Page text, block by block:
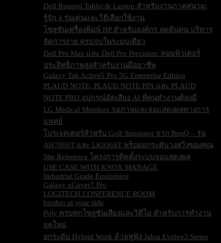
Dell Rugged Tablet & Laptop สำหรับงานภาคสนาม:
รู้จัก 4 รุ่นเด่นและวิธีเลือกใช้งาน
โซลูชันเครื่องพิมพ์ HP สำหรับองค์กร ลดต้นทุน บริหาร
จัดการง่าย ครบจบในระบบเดียว
Dell Pro Max และ Dell Pro Precision: คอมพิวเตอร์
ประสิทธิภาพสูงสำหรับงานมืออาชีพ
Galaxy Tab Active5 Pro 5G Enterprise Edition
PLAUD NOTE, PLAUD NOTE PIN และ PLAUD
NOTE PRO อุปกรณ์อัดเสียง AI ที่คนทำงานต้องมี
LG Medical Monitors จอภาพและจอแสดงผลทางการ
แพทย์
โปรเจคเตอร์สำหรับ Golf Simulator จาก BenQ – รุ่น
AH700ST และ LK936ST พร้อมยกระดับวงสวิงของคุณ
Site Reference โครงการติดตั้งระบบจอแสดงผล
USE CASE WITH KNOX MANAGE
Industrial Grade Equipment
Galaxy xCover7 Pro
LOGITECH CONFERENCE ROOM
brother at your side
Poly ครบทุกโซลูชันเสียงและวิดีโอ สำหรับการทำงาน
ยุคใหม่
ยกระดับ Hybrid Work ด้วยหูฟัง Jabra Evolve3 Series